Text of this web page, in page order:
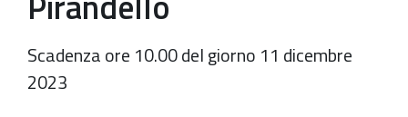
Scadenza ore 10.00 del giorno 11 dicembre
2023